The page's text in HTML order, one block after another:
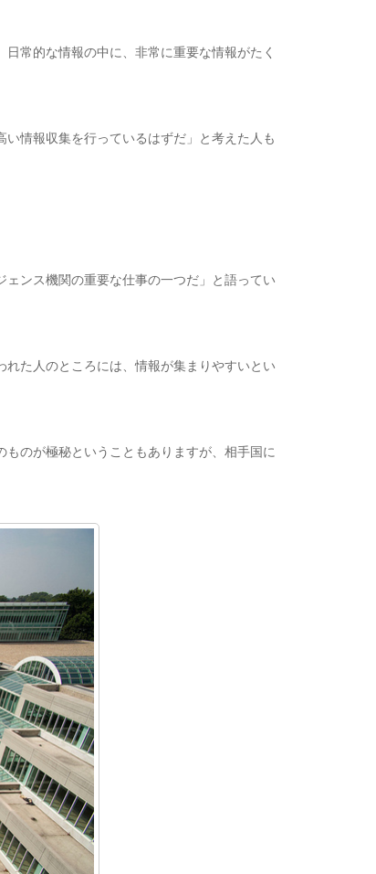
常的な情報の中に、非常に重要な情報がたく
情報収集を行っているはずだ」と考えた人も
ンス機関の重要な仕事の一つだ」と語ってい
た人のところには、情報が集まりやすいとい
のが極秘ということもありますが、相手国に